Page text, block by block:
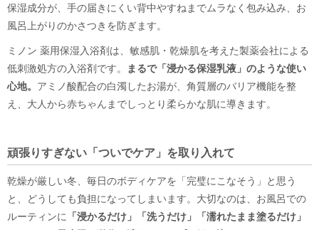
保湿成分が、手の届きにくい背中やすねまでムラなく包み込み、お
風呂上がりのかさつきを防ぎます。
ミノン 薬用保湿入浴剤は、敏感肌・乾燥肌を考えた製薬会社による
低刺激処方の入浴剤です。
まるで「浸かる保湿乳液」のような使い
心地。 アミノ酸配合の白濁したお湯が、角質層のバリア機能を整
え、大人から赤ちゃんまでしっとり柔らかな肌に導きます。
頑張りすぎない「ついでケア」を取り入れて
乾燥が厳しい冬、毎日のボディケアを「完璧にこなそう」と思う
と、どうしても負担になってしまいます。大切なのは、お風呂での
ルーティンに
「浸かるだけ」「洗うだけ」「濡れたまま塗るだけ」